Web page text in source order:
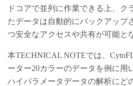
ドコアで並列に作業できる上、ク
たデータは自動的にバックアップ
つ安全なアクセスや共有が可能と
本TECHNICAL NOTEでは、
ーター20カラーのデータを例に用
ハイパラメータデータの解析にど